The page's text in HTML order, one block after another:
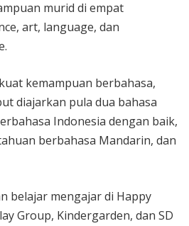
murid di empat
art, language, dan
kemampuan berbahasa,
diajarkan pula dua bahasa
Indonesia dengan baik,
berbahasa Mandarin, dan
belajar mengajar di Happy
Group, Kindergarden, dan SD